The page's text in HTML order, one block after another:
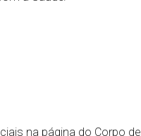
na página do Corpo de